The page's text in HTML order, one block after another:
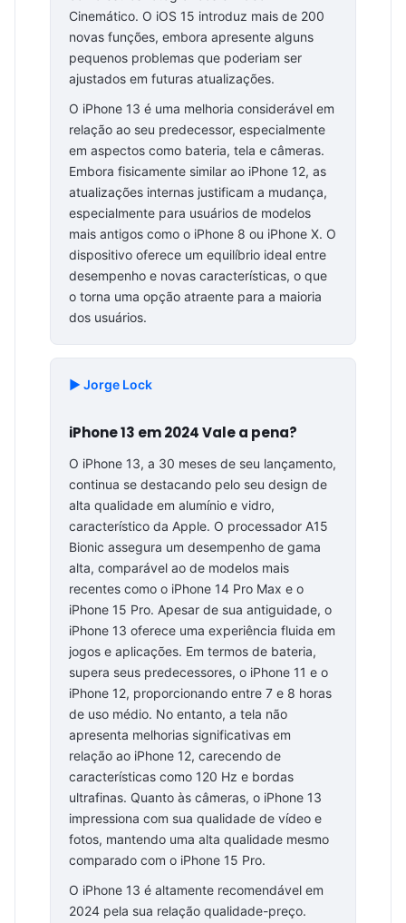
Cinemático. O iOS 15 introduz mais de 200
novas funções, embora apresente alguns
pequenos problemas que poderiam ser
ajustados em futuras atualizações.
O iPhone 13 é uma melhoria considerável em
relação ao seu predecessor, especialmente
em aspectos como bateria, tela e câmeras.
Embora fisicamente similar ao iPhone 12, as
atualizações internas justificam a mudança,
especialmente para usuários de modelos
mais antigos como o iPhone 8 ou iPhone X. O
dispositivo oferece um equilíbrio ideal entre
desempenho e novas características, o que
o torna uma opção atraente para a maioria
dos usuários.
▶️ Jorge Lock
iPhone 13 em 2024 Vale a pena?
O iPhone 13, a 30 meses de seu lançamento,
continua se destacando pelo seu design de
alta qualidade em alumínio e vidro,
característico da Apple. O processador A15
Bionic assegura um desempenho de gama
alta, comparável ao de modelos mais
recentes como o iPhone 14 Pro Max e o
iPhone 15 Pro. Apesar de sua antiguidade, o
iPhone 13 oferece uma experiência fluida em
jogos e aplicações. Em termos de bateria,
supera seus predecessores, o iPhone 11 e o
iPhone 12, proporcionando entre 7 e 8 horas
de uso médio. No entanto, a tela não
apresenta melhorias significativas em
relação ao iPhone 12, carecendo de
características como 120 Hz e bordas
ultrafinas. Quanto às câmeras, o iPhone 13
impressiona com sua qualidade de vídeo e
fotos, mantendo uma alta qualidade mesmo
comparado com o iPhone 15 Pro.
O iPhone 13 é altamente recomendável em
2024 pela sua relação qualidade-preço.